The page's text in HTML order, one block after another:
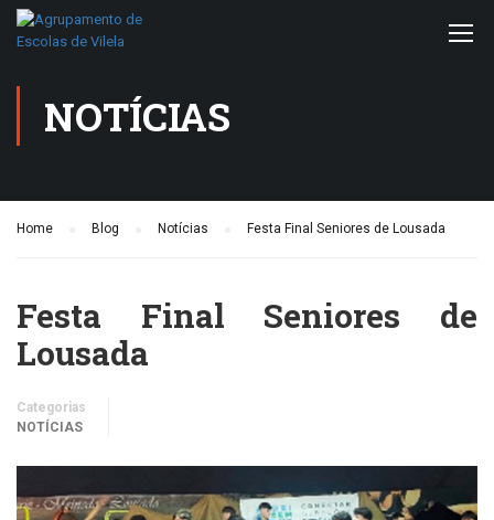
NOTÍCIAS
Home Blog Notícias Festa Final Seniores de Lousada
Festa Final Seniores de
Lousada
Categorias
NOTÍCIAS